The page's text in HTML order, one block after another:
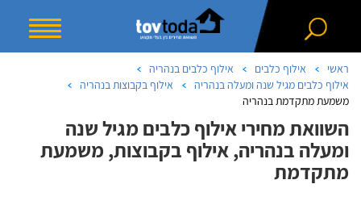
ראשי אילוף כלבים
אילוף כלבים בנהריה
אילוף כלבים מגיל שנה ומעלה בנהריה
אילוף בקבוצות בנהריה
משמעת מתקדמת בנהריה
השוואת מחירי אילוף כלבים מגיל שנה
ומעלה בנהריה, אילוף בקבוצות, משמעת
מתקדמת